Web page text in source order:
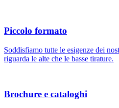
Piccolo formato
Soddisfiamo tutte le esigenze dei
riguarda le alte che le basse tirature.
Brochure e cataloghi